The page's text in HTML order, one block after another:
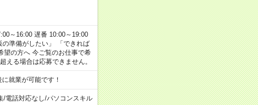
～16:00 遅番 10:00～19:00
準備がしたい」 「できれば
の方へ 今ご覧のお仕事で希
える場合は応募できません。
就業が可能です！
/電話対応なし/パソコンスキル